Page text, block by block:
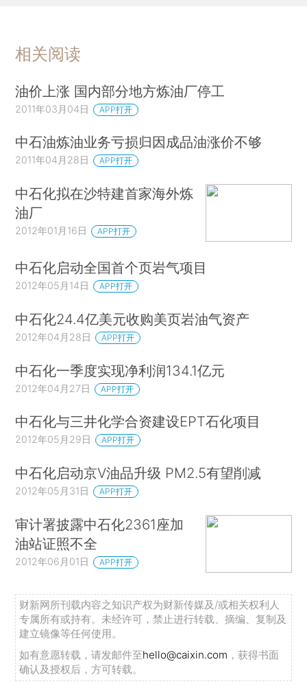
相关阅读
油价上涨 国内部分地方炼油厂停工
2011年03月04日 APP打开
中石油炼油业务亏损归因成品油涨价不够
2011年04月28日 APP打开
中石化拟在沙特建首家海外炼
油厂
2012年01月16日 APP打开
中石化启动全国首个页岩气项目
2012年05月14日 APP打开
中石化24.4亿美元收购美页岩油气资产
2012年04月28日 APP打开
中石化一季度实现净利润134.1亿元
2012年04月27日 APP打开
中石化与三井化学合资建设EPT石化项目
2012年05月29日 APP打开
中石化启动京V油品升级 PM2.5有望削减
2012年05月31日 APP打开
审计署披露中石化2361座加
油站证照不全
2012年06月01日 APP打开
财新网所刊载内容之知识产权为财新传媒及/或相关权利人
专属所有或持有。未经许可，禁止进行转载、摘编、复制及
建立镜像等任何使用。
如有意愿转载，请发邮件至hello@caixin.com ，获得书面
确认及授权后，方可转载。